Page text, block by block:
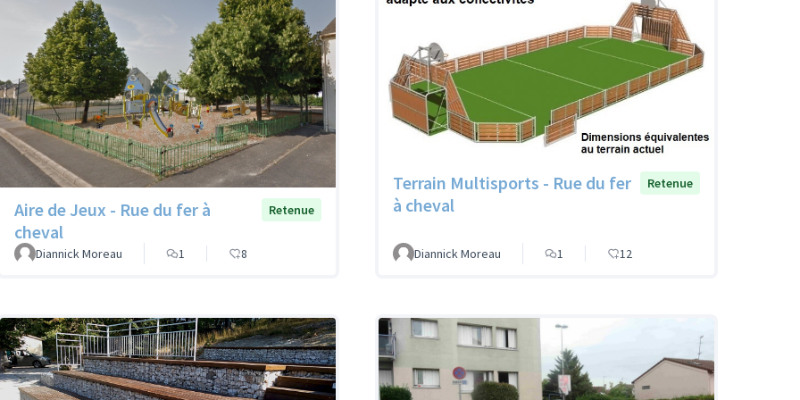
Aire de Jeux - Rue du fer à
cheval
Retenue
Diannick Moreau 1 8
Terrain Multisports - Rue du fer
à cheval
Retenue
Diannick Moreau 1 12